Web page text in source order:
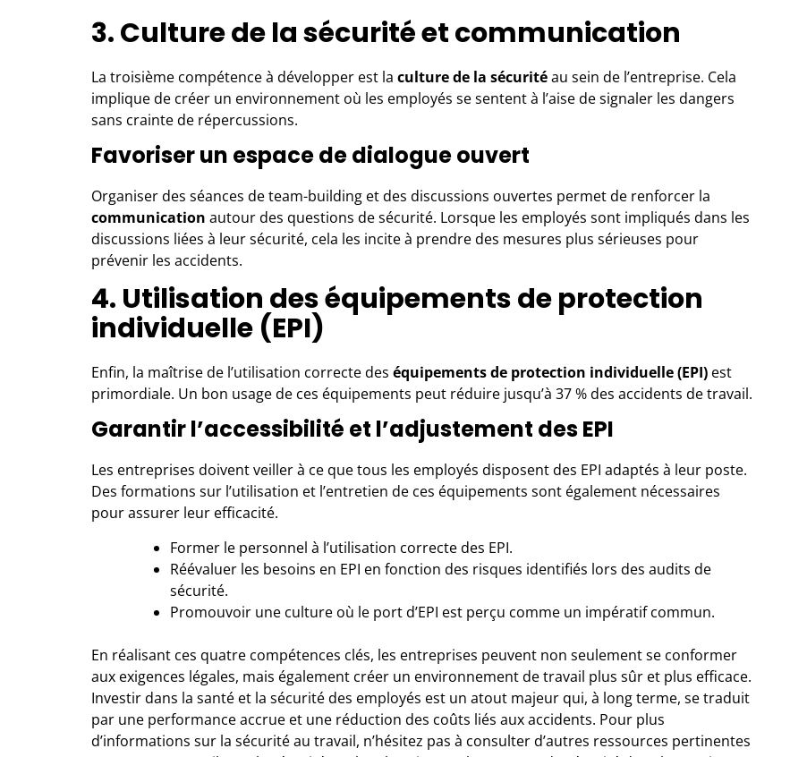
3. Culture de la sécurité et communication
La troisième compétence à développer est la culture de la sécuritéau sein de l’entreprise. Cela
implique de créer un environnement où les employés se sentent à l’aise de signaler les dangers
sans crainte de répercussions.
Favoriser un espace de dialogue ouvert
Organiser des séances de team-building et des discussions ouvertes permet de renforcer la
communication autour des questions de sécurité. Lorsque les employés sont impliqués dans les
discussions liées à leur sécurité, cela les incite à prendre des mesures plus sérieuses pour
prévenir les accidents.
4. Utilisation des équipements de protection
individuelle (EPI)
Enfin, la maîtrise de l’utilisation correcte des équipements de protection individuelle (EPI) est
primordiale. Un bon usage de ces équipements peut réduire jusqu’à 37 % des accidents de travail.
Garantir l’accessibilité et l’adjustement des EPI
Les entreprises doivent veiller à ce que tous les employés disposent des EPI adaptés à leur poste.
Des formations sur l’utilisation et l’entretien de ces équipements sont également nécessaires
pour assurer leur efficacité.
Former le personnel à l’utilisation correcte des EPI.
Réévaluer les besoins en EPI en fonction des risques identifiés lors des audits de
sécurité.
Promouvoir une culture où le port d’EPI est perçu comme un impératif commun.
En réalisant ces quatre compétences clés, les entreprises peuvent non seulement se conformer
aux exigences légales, mais également créer un environnement de travail plus sûr et plus efficace.
Investir dans la santé et la sécurité des employés est un atout majeur qui, à long terme, se traduit
par une performance accrue et une réduction des coûts liés aux accidents. Pour plus
d’informations sur la sécurité au travail, n’hésitez pas à consulter d’autres ressources pertinentes